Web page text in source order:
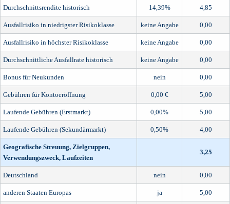
Durchschnittsrendite historisch 14,39% 4,85
Ausfallrisiko in niedrigster Risikoklasse keine Angabe 0,00
Ausfallrisiko in höchster Risikoklasse keine Angabe 0,00
Durchschnittliche Ausfallrate historisch keine Angabe 0,00
Bonus für Neukunden nein 0,00
Gebühren für Kontoeröffnung 0,00 € 5,00
Laufende Gebühren (Erstmarkt) 0,00% 5,00
Laufende Gebühren (Sekundärmarkt) 0,50% 4,00
Geografische Streuung, Zielgruppen,
Verwendungszweck, Laufzeiten
3,25
Deutschland nein 0,00
anderen Staaten Europas ja 5,00